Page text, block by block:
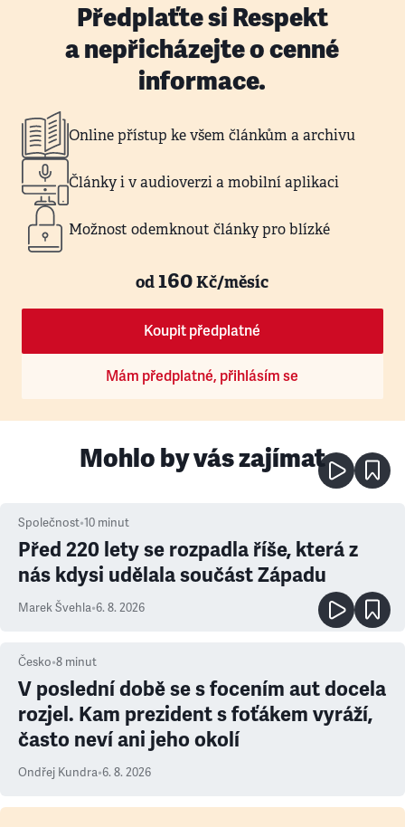
Předplaťte si Respekt
a nepřicházejte o cenné
informace.
Online přístup ke všem článkům a archivu
Články i v audioverzi a mobilní aplikaci
Možnost odemknout články pro blízké
od160Kč/měsíc
Koupit předplatné
Mám předplatné, přihlásím se
Mohlo by vás zajímat
Společnost•10 minut
Před 220 lety se rozpadla říše, která z
nás kdysi udělala součást Západu
Marek Švehla•6. 8. 2026
Česko•8 minut
V poslední době se s focením aut docela
rozjel. Kam prezident s foťákem vyráží,
často neví ani jeho okolí
Ondřej Kundra•6. 8. 2026